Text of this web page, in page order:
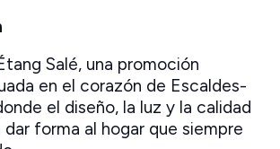
Salé, una promoción
en el corazón de Escaldes-
el diseño, la luz y la calidad
dar forma al hogar que siempre